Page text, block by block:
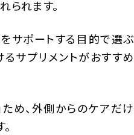
られます。
サポートする目的で選ぶ
サプリメントがおすすめ
め、外側からのケアだけ